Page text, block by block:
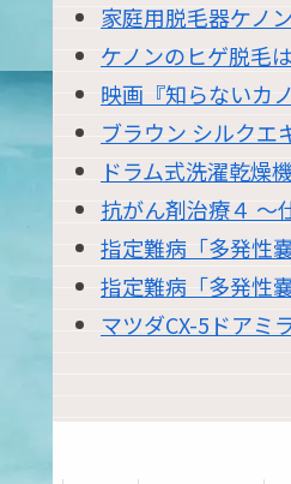
家庭用脱毛器ケノ
ケノンのヒゲ脱毛
映画『知らないカ
ブラウン シルク
ドラム式洗濯乾燥
抗がん剤治療４ 〜
指定難病「多発性
指定難病「多発性
マツダCX-5ドアミ